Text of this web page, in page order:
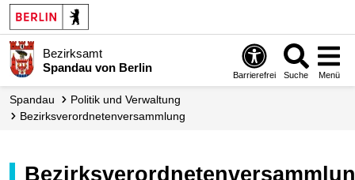
Bezirksamt
Spandau von Berlin
Barrierefrei Suche Menü
Spandau
Politik und Verwaltung
Bezirks­verordneten­versammlung
Bezirksverordnetenversammlung